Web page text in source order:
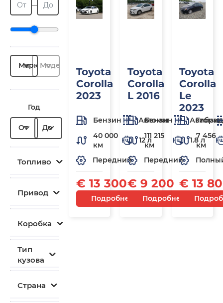
От До
МаркаМодель
Год
От До
Топливо
Привод
Коробка
Тип
кузова
Страна
Toyota
Corolla
2023
Бензин
Автомат
40 000
км
12 л
Передний
€ 13 300
Подробнее
Toyota
Corolla
L 2016
Бензин
Автомат
111 215
км
1.8 л
Передний
€ 9 200
Подробнее
Toyota
Corolla
Le
2023
Гибрид
7 456
км
€ 13